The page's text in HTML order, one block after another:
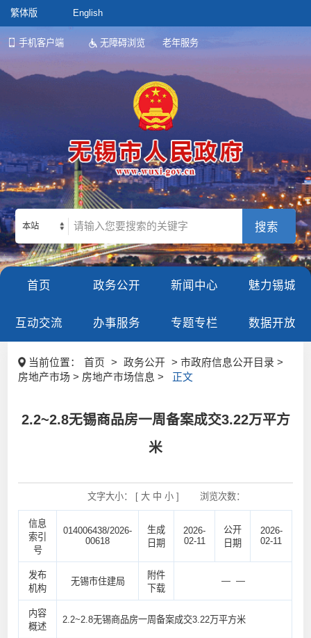
繁体版 English
手机客户端 无障碍浏览 老年服务
本站
首页 政务公开 新闻中心 魅力锡城
互动交流 办事服务 专题专栏 数据开放
当前位置： 首页 > 政务公开
> 市政府信息公开目录 >
房地产市场 > 房地产市场信息 >
正文
2.2~2.8无锡商品房一周备案成交3.22万平方
米
文字大小： [ 大 中 小] 浏览次数：
信息
索引
号
014006438/2026-
00618
生成
日期
2026-
02-11
公开
日期
2026-
02-11
发布
机构
无锡市住建局
附件
下载
— —
内容
概述
2.2~2.8无锡商品房一周备案成交3.22万平方米